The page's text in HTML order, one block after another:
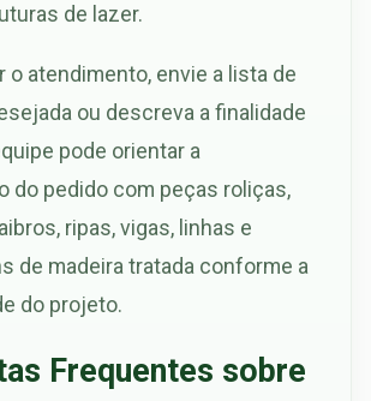
de lazer.
o atendimento, envie a lista de
ou descreva a finalidade
pode orientar a
do pedido com peças roliças,
ripas, vigas, linhas e
de madeira tratada conforme a
do projeto.
Frequentes sobre